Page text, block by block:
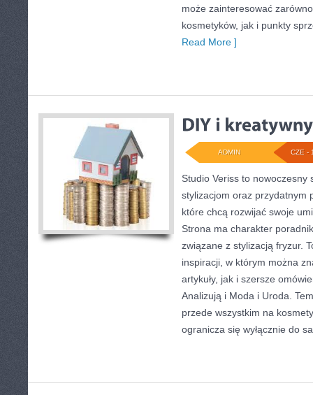
może zainteresować
kosmetyków, jak i punkty
Read More ]
CZE -
ADMIN
Studio Veriss to nowoczesny
stylizacjom oraz przydatnym
które chcą rozwijać swoje
Strona ma charakter
związane z stylizacją fryzur.
inspiracji, w którym można
artykuły, jak i szersze
Analizują i Moda i Uroda.
przede wszystkim na
ogranicza się wyłącznie do